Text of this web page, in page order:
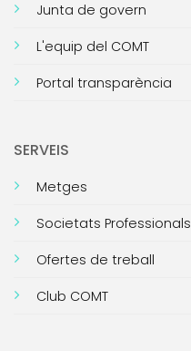
Junta de govern
L'equip del COMT
Portal transparència
SERVEIS
Metges
Societats Professionals
Ofertes de treball
Club COMT